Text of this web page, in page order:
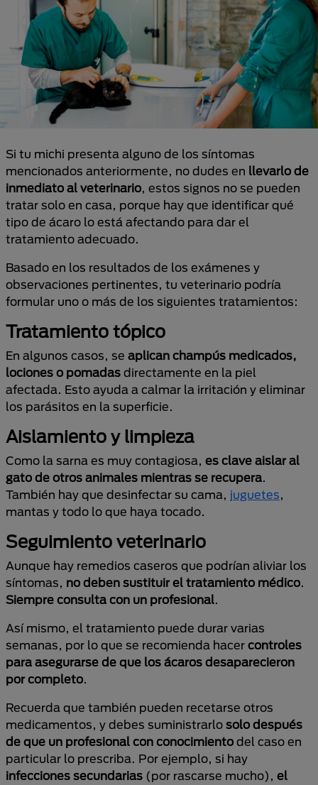
Si tu michi presenta alguno de los síntomas
mencionados anteriormente, no dudes en llevarlo de
inmediato al veterinario, estos signos no se pueden
tratar solo en casa, porque hay que identificar qué
tipo de ácaro lo está afectando para dar el
tratamiento adecuado.
Basado en los resultados de los exámenes y
observaciones pertinentes, tu veterinario podría
formular uno o más de los siguientes tratamientos:
Tratamiento tópico
En algunos casos, se aplican champús medicados,
lociones o pomadas directamente en la piel
afectada. Esto ayuda a calmar la irritación y eliminar
los parásitos en la superficie.
Aislamiento y limpieza
Como la sarna es muy contagiosa, es clave aislar al
gato de otros animales mientras se recupera.
También hay que desinfectar su cama, juguetes,
mantas y todo lo que haya tocado.
Seguimiento veterinario
Aunque hay remedios caseros que podrían aliviar los
síntomas, no deben sustituir el tratamiento médico.
Siempre consulta con un profesional.
Así mismo, el tratamiento puede durar varias
semanas, por lo que se recomienda hacer controles
para asegurarse de que los ácaros desaparecieron
por completo.
Recuerda que también pueden recetarse otros
medicamentos, y debes suministrarlo solo después
de que un profesional con conocimiento del caso en
particular lo prescriba. Por ejemplo, si hay
infecciones secundarias (por rascarse mucho), el